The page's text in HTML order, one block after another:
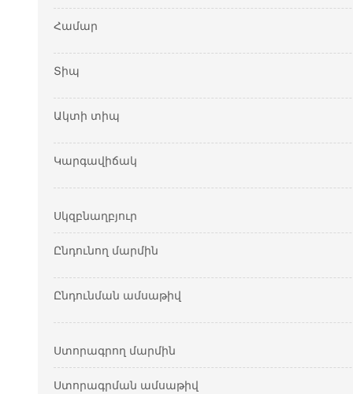
Համար
Տիպ
Ակտի տիպ
Կարգավիճակ
Սկզբնաղբյուր
Ընդունող մարմին
Ընդունման ամսաթիվ
Ստորագրող մարմին
Ստորագրման ամսաթիվ